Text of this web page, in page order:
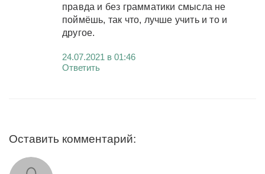
правда и без грамматики смысла не
поймёшь, так что, лучше учить и то и
другое.
24.07.2021 в 01:46
Ответить
Оставить комментарий: